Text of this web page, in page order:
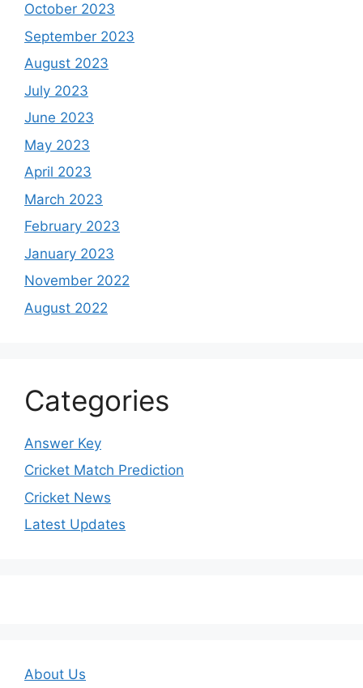
October 2023
September 2023
August 2023
July 2023
June 2023
May 2023
April 2023
March 2023
February 2023
January 2023
November 2022
August 2022
Categories
Answer Key
Cricket Match Prediction
Cricket News
Latest Updates
About Us